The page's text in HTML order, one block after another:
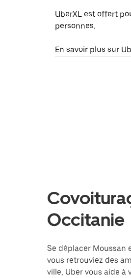
UberXL est offert
personnes.
En savoir plus sur
Occitanie
Se déplacer Moussan
vous retrouviez des
ville, Uber vous aide à